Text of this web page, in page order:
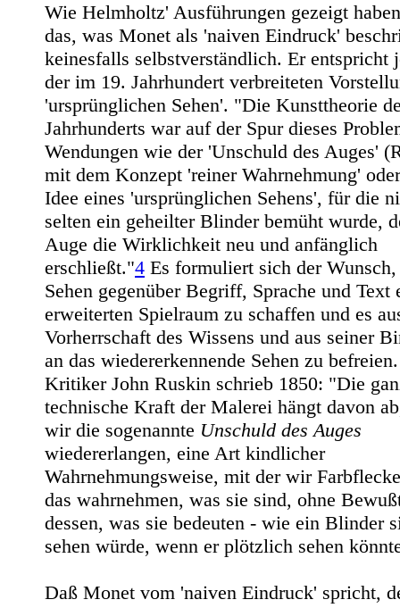
Wie Helmholtz' Ausführungen gezeigt
das, was Monet als 'naiven Eindruck'
keinesfalls selbstverständlich. Er entspricht
der im 19. Jahrhundert verbreiteten
'ursprünglichen Sehen'. "Die Kunsttheorie
Jahrhunderts war auf der Spur dieses
Wendungen wie der 'Unschuld des Auges'
mit dem Konzept 'reiner Wahrnehmung'
Idee eines 'ursprünglichen Sehens', für die
selten ein geheilter Blinder bemüht wurde,
Auge die Wirklichkeit neu und anfänglich
erschließt."4 Es formuliert sich der
Sehen gegenüber Begriff, Sprache und Text
erweiterten Spielraum zu schaffen und es
Vorherrschaft des Wissens und aus seiner
an das wiedererkennende Sehen zu
Kritiker John Ruskin schrieb 1850: "Die
technische Kraft der Malerei hängt davon
wir die sogenannte Unschuld des Auges
wiedererlangen, eine Art kindlicher
Wahrnehmungsweise, mit der wir
das wahrnehmen, was sie sind, ohne
dessen, was sie bedeuten - wie ein Blinder
sehen würde, wenn er plötzlich sehen
Daß Monet vom 'naiven Eindruck' spricht,